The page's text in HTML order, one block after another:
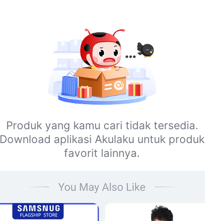
Produk yang kamu cari tidak tersedia.
Download aplikasi Akulaku untuk produk
favorit lainnya.